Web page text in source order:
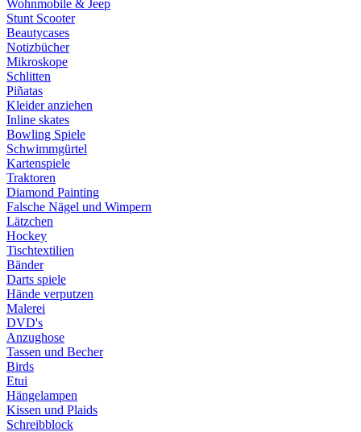
Wohnmobile & Jeep
Stunt Scooter
Beautycases
Notizbücher
Mikroskope
Schlitten
Piñatas
Kleider anziehen
Inline skates
Bowling Spiele
Schwimmgürtel
Kartenspiele
Traktoren
Diamond Painting
Falsche Nägel und Wimpern
Lätzchen
Hockey
Tischtextilien
Bänder
Darts spiele
Hände verputzen
Malerei
DVD's
Anzughose
Tassen und Becher
Birds
Etui
Hängelampen
Kissen und Plaids
Schreibblock